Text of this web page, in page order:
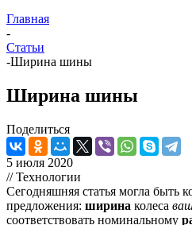
Главная
-
Статьи
-Ширина шины
Ширина шины
Поделиться
5 июля 2020
// Технологии
Сегодняшняя статья могла быть
предложения: ширина колеса
соответствовать номинальному